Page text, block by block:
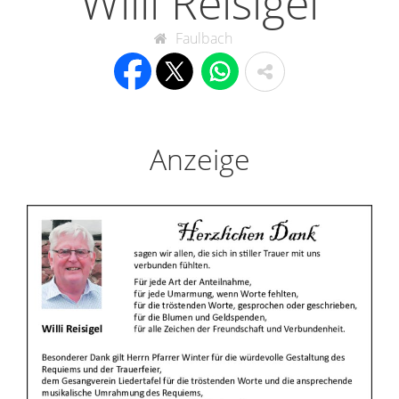
Faulbach
Anzeige